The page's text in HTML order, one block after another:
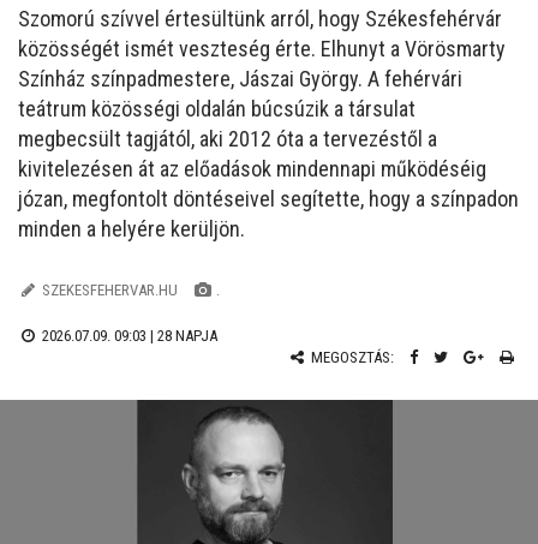
Szomorú szívvel értesültünk arról, hogy Székesfehérvár
közösségét ismét veszteség érte. Elhunyt a Vörösmarty
Színház színpadmestere, Jászai György. A fehérvári
teátrum közösségi oldalán búcsúzik a társulat
megbecsült tagjától, aki 2012 óta a tervezéstől a
kivitelezésen át az előadások mindennapi működéséig
józan, megfontolt döntéseivel segítette, hogy a színpadon
minden a helyére kerüljön.
SZEKESFEHERVAR.HU .
2026.07.09. 09:03 | 28 NAPJA
MEGOSZTÁS: